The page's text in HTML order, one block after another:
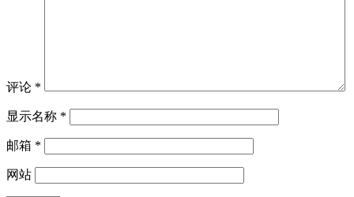
评论 *
显示名称 *
邮箱 *
网站